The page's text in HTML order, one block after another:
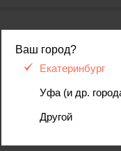
Ваш город?
Екатеринбург
Уфа (и др.
Другой